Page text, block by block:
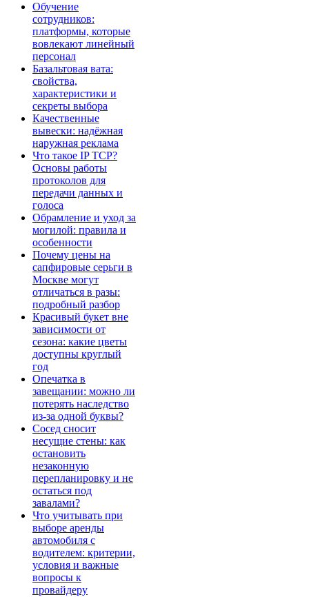
Обучение
сотрудников:
платформы, которые
вовлекают линейный
персонал
Базальтовая вата:
свойства,
характеристики и
секреты выбора
Качественные
вывески: надёжная
наружная реклама
Что такое IP TCP?
Основы работы
протоколов для
передачи данных и
голоса
Обрамление и уход за
могилой: правила и
особенности
Почему цены на
сапфировые серьги в
Москве могут
отличаться в разы:
подробный разбор
Красивый букет вне
зависимости от
сезона: какие цветы
доступны круглый
год
Опечатка в
завещании: можно ли
потерять наследство
из-за одной буквы?
Сосед сносит
несущие стены: как
остановить
незаконную
перепланировку и не
остаться под
завалами?
Что учитывать при
выборе аренды
автомобиля с
водителем: критерии,
условия и важные
вопросы к
провайдеру